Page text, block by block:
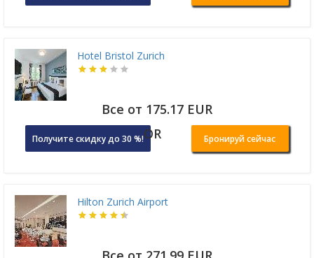
Hotel Bristol Zurich
Все от 175.17 EUR
Получите скидку до 30 %!OR Бронируй сейчас
Hilton Zurich Airport